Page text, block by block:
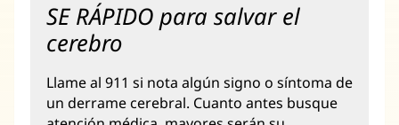
SE RÁPIDO para salvar el
cerebro
Llame al 911 si nota algún signo o síntoma de
un derrame cerebral. Cuanto antes busque